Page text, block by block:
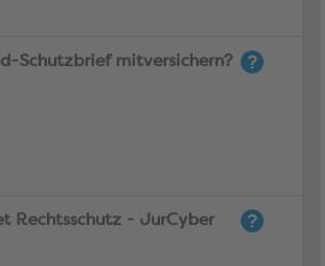
Schutzbrief mitversichern?
Rechtsschutz - JurCyber